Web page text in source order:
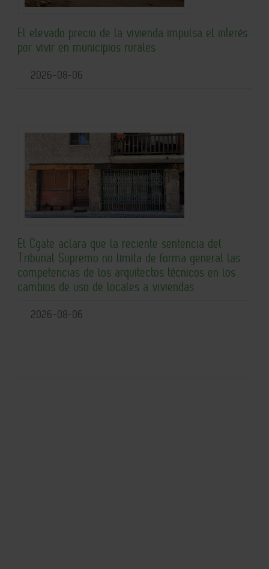
El elevado precio de la vivienda impulsa el interés
por vivir en municipios rurales
2026-08-06
El Cgate aclara que la reciente sentencia del
Tribunal Supremo no limita de forma general las
competencias de los arquitectos técnicos en los
cambios de uso de locales a viviendas
2026-08-06